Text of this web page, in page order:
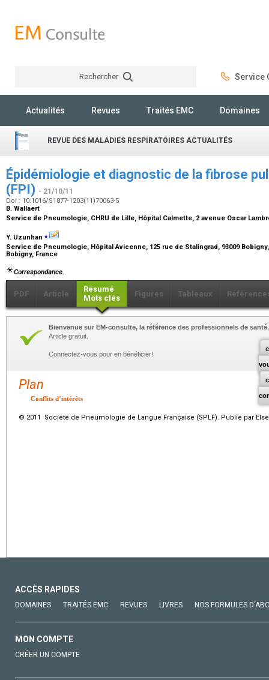
Rechercher Service
Actualités Revues Traités EMC Domaines
REVUE DES MALADIES RESPIRATOIRES ACTUALITÉS
Épidémiologie et diagnostic de la fibrose
(FPI) - 21/10/11
Doi : 10.1016/S1877-1203(11)70063-5
B. Wallaert
Service de Pneumologie, CHRU de Lille, Hôpital Calmette, 2 avenue Oscar
Y. Uzunhan ⁎
Service de Pneumologie, Hôpital Avicenne, 125 rue de Stalingrad, 93009
Bobigny, France
Correspondance.
PDF Article
Résumé
Mots clés
Figures Tableaux
Bienvenue sur EM-consulte, la référence des professionnels de santé.
Article gratuit.
Connectez-vous pour en bénéficier!
Plan
Conflits d’intérêts
© 2011 Société de Pneumologie de Langue Française (SPLF). Publié par
ACCÈS RAPIDES
DOMAINES TRAITÉS EMC REVUES LIVRES NOS FORMULES
MON COMPTE
CRÉER UN COMPTE